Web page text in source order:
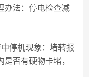
办法：停电检查减
停机现象：堵转报
否有硬物卡堵，